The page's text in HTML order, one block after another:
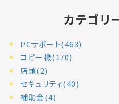
カテゴリ
PCサポート(463)
コピー機(170)
店頭(2)
セキュリティ(40)
補助金(4)